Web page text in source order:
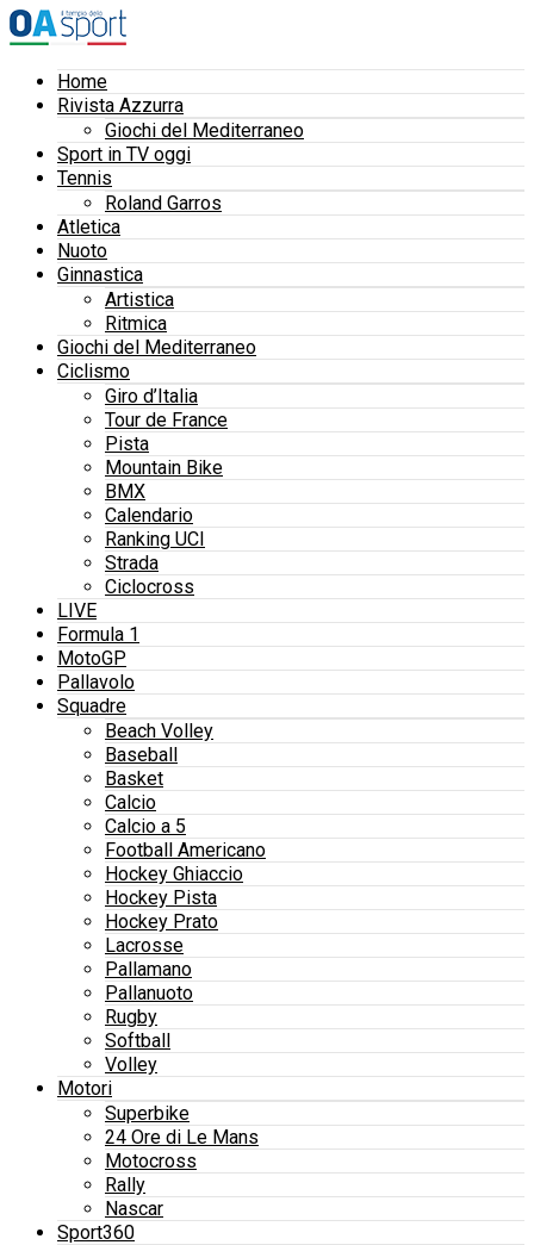
Home
Rivista Azzurra
Giochi del Mediterraneo
Sport in TV oggi
Tennis
Roland Garros
Atletica
Nuoto
Ginnastica
Artistica
Ritmica
Giochi del Mediterraneo
Ciclismo
Giro d’Italia
Tour de France
Pista
Mountain Bike
BMX
Calendario
Ranking UCI
Strada
Ciclocross
LIVE
Formula 1
MotoGP
Pallavolo
Squadre
Beach Volley
Baseball
Basket
Calcio
Calcio a 5
Football Americano
Hockey Ghiaccio
Hockey Pista
Hockey Prato
Lacrosse
Pallamano
Pallanuoto
Rugby
Softball
Volley
Motori
Superbike
24 Ore di Le Mans
Motocross
Rally
Nascar
Sport360